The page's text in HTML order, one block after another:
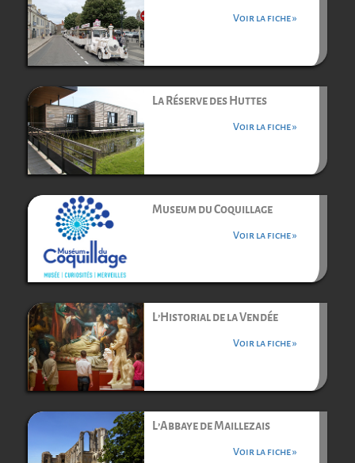
Voir la fiche »
La Réserve des Huttes
Voir la fiche »
Museum du Coquillage
Voir la fiche »
L’Historial de la Vendée
Voir la fiche »
L’Abbaye de Maillezais
Voir la fiche »